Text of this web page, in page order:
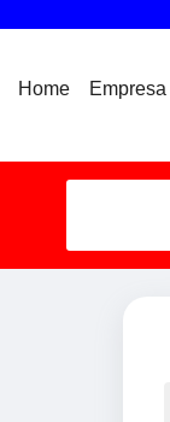
Home Empresa